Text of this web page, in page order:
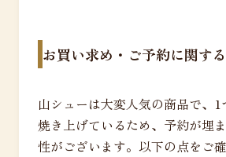
お買い求め・ご予約に関す
山シューは大変人気の商品で、
焼き上げているため、予約が埋
性がございます。以下の点をご